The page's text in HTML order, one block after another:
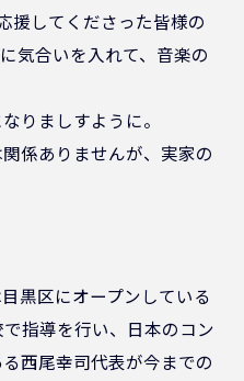
援してくださった皆様の
気合いを入れて、音楽の
りましすように。
係ありませんが、実家の
黒区にオープンしている
指導を行い、日本のコン
西尾幸司代表が今までの